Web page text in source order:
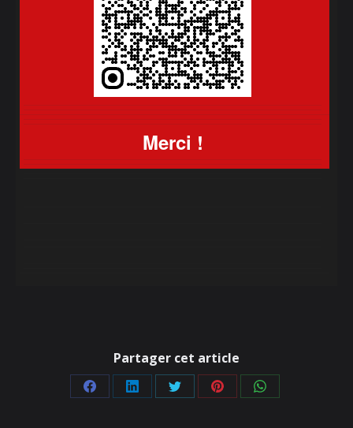
Merci !
Partager cet article
PartagerPartagerPartagerPartagerPartager